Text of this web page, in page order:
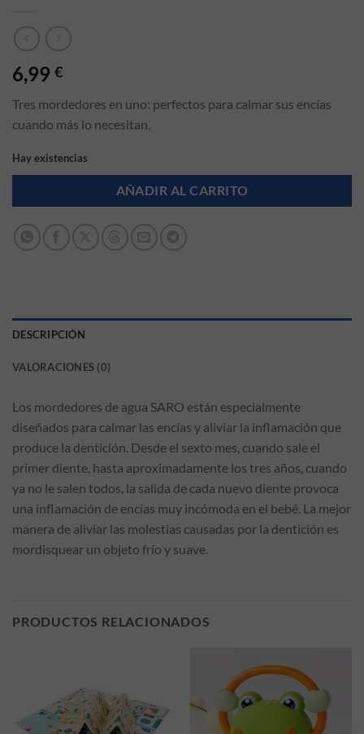
6,99 €
Tres mordedores en uno: perfectos para calmar sus encías
cuando más lo necesitan.
Hay existencias
AÑADIR AL CARRITO
DESCRIPCIÓN
VALORACIONES (0)
Los mordedores de agua SARO están especialmente
diseñados para calmar las encías y aliviar la inflamación que
produce la dentición. Desde el sexto mes, cuando sale el
primer diente, hasta aproximadamente los tres años, cuando
ya no le salen todos, la salida de cada nuevo diente provoca
una inflamación de encías muy incómoda en el bebé. La mejor
manera de aliviar las molestias causadas por la dentición es
mordisquear un objeto frío y suave.
PRODUCTOS RELACIONADOS